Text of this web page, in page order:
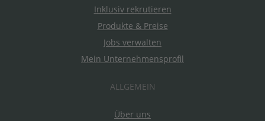
Inklusiv rekrutieren
Produkte & Preise
Jobs verwalten
Mein Unternehmensprofil
ALLGEMEIN
Über uns